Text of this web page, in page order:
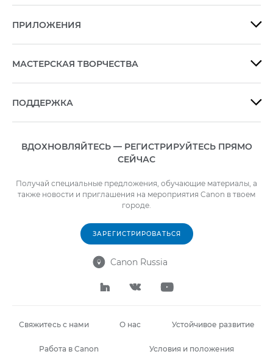
ПРИЛОЖЕНИЯ 
МАСТЕРСКАЯ ТВОРЧЕСТВА 
ПОДДЕРЖКА 
ВДОХНОВЛЯЙТЕСЬ — РЕГИСТРИРУЙТЕСЬ ПРЯМО
СЕЙЧАС
Получай специальные предложения, обучающие материалы, а
также новости и приглашения на мероприятия Canon в твоем
городе.
ЗАРЕГИСТРИРОВАТЬСЯ
 Canon Russia
  
Свяжитесь с нами О нас Устойчивое развитие
Работа в Canon Условия и положения